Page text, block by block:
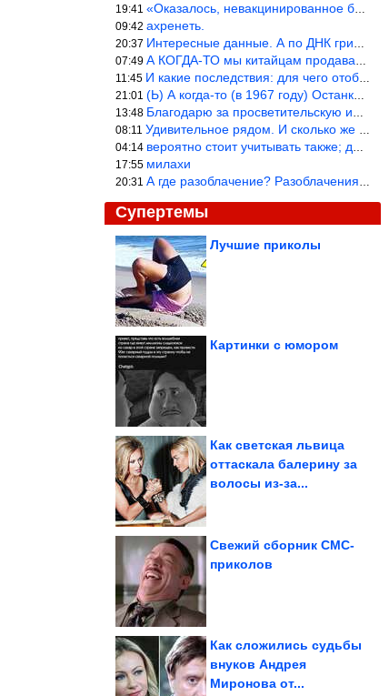
19:41 «Оказалось, невакцинированное большинство умирает существенно ча
09:42 ахренеть.
20:37 Интересные данные. А по ДНК грибов, бактерий имеются сведения из
07:49 А КОГДА-ТО мы китайцам продавали фуфайки.
11:45 И какие последствия: для чего отобрали? или просто похвастались.
21:01 (Ь) А когда-то (в 1967 году) Останкинская телебашня была самым в
13:48 Благодарю за просветительскую информацию.
08:11 Удивительное рядом. И сколько же ещё открытий готовит Просвещень
04:14 вероятно стоит учитывать также; длительность сна сгущает кровото
17:55 милахи
20:31 А где разоблачение? Разоблачения нет — значит придётся принять к
Супертемы
3 роковых знака
Лучшие приколы
Картинки с юмором
Как светская львица
оттаскала балерину за
волосы из-за...
Свежий сборник СМС-
приколов
участок без глухого
забора
Как сложились судьбы
внуков Андрея
Миронова от...